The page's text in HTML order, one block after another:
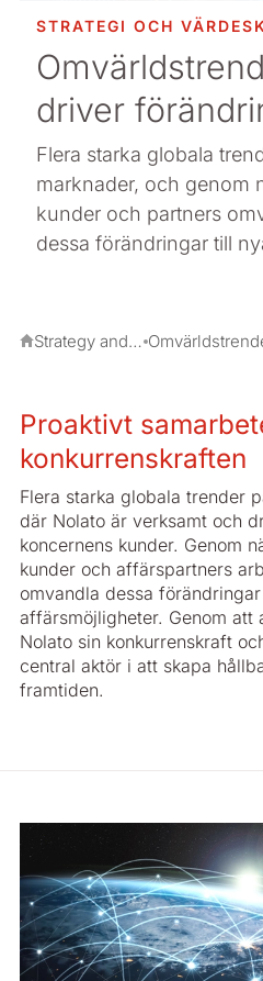
STRATEGI OCH
driver
Flera starka globala
marknader, och genom
kunder och partners
dessa förändringar till
Strategy and value creation
Proaktivt
konkurrenskraften
Flera starka globala trender
där Nolato är verksamt och
koncernens kunder. Genom
kunder och affärspartners
omvandla dessa
affärsmöjligheter. Genom att
Nolato sin konkurrenskraft
central aktör i att skapa
framtiden.